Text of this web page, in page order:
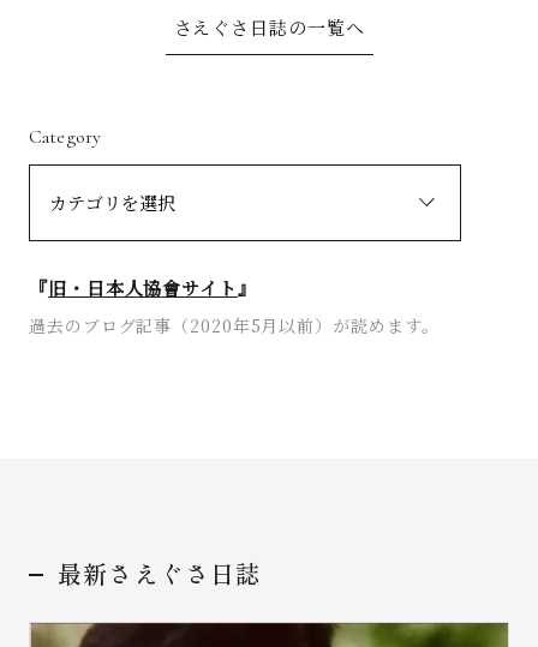
さえぐさ日誌の一覧へ
Category
『旧・日本人協會サイト』
過去のブログ記事（2020年5月以前）が読めます。
最新さえぐさ日誌